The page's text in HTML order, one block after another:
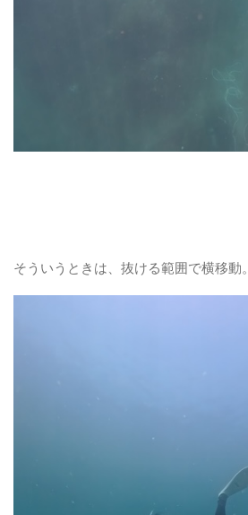
そういうときは、抜ける範囲で横移動。